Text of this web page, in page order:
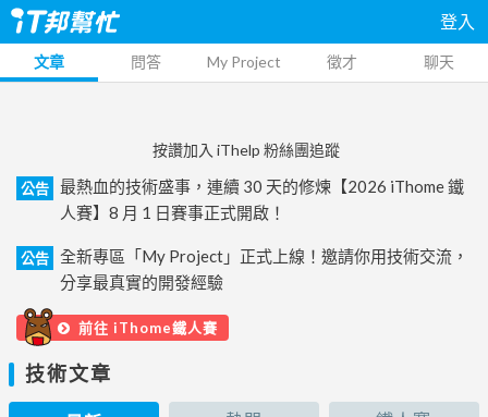
登入
文章 問答 My Project 徵才 聊天
按讚加入 iThelp 粉絲團追蹤
公告
最熱血的技術盛事，連續 30 天的修煉【2026 iThome 鐵
人賽】8 月 1 日賽事正式開啟！
公告
全新專區「My Project」正式上線！邀請你用技術交流，
分享最真實的開發經驗
前往 iThome鐵人賽
技術文章